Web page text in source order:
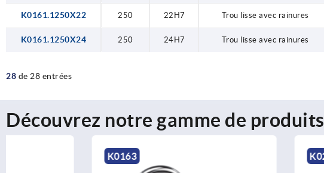
K0161.1250X22 250 22H7 Trou lisse avec rainures
K0161.1250X24 250 24H7 Trou lisse avec rainures
28 de 28 entrées
Découvrez notre gamme de produits